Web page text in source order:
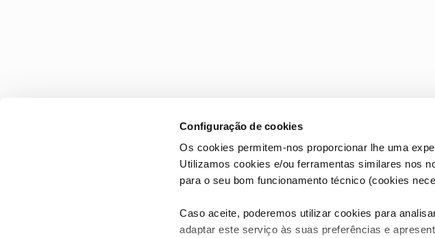
Configuração de cookies
Os cookies permitem-nos proporcionar lhe uma
Utilizamos cookies e/ou ferramentas similares nos
para o seu bom funcionamento técnico (cookies
Caso aceite, poderemos utilizar cookies para
adaptar este serviço às suas preferências e